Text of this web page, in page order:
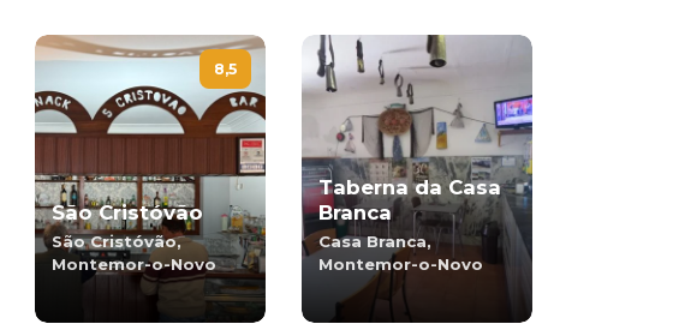
8,5
São Cristóvão
São Cristóvão,
Montemor-o-Novo
Taberna da Casa
Branca
Casa Branca,
Montemor-o-Novo